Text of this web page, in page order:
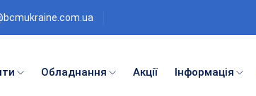
Обладнання Акції Інформація